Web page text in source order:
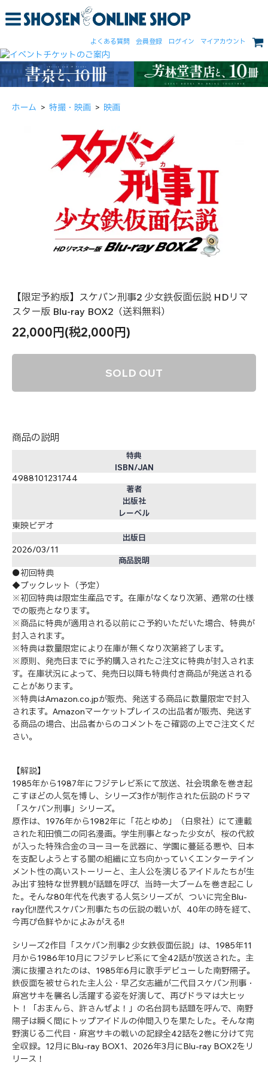
よくある質問 会員登録 ログイン マイアカウント
ホーム > 特撮・映画 > 映画
【限定予約版】スケバン刑事2 少女鉄仮面伝説 HDリマ
スター版 Blu-ray BOX2（送料無料）
22,000円(税2,000円)
SOLD OUT
商品の説明
特典
ISBN/JAN
4988101231744
著者
出版社
レーベル
東映ビデオ
出版日
2026/03/11
商品説明
●初回特典
◆ブックレット（予定）
※初回特典は限定生産品です。在庫がなくなり次第、通常の仕様
での販売となります。
※商品に特典が適用される以前にご予約いただいた場合、特典が
封入されます。
※特典は数量限定により在庫が無くなり次第終了します。
※原則、発売日までに予約購入されたご注文に特典が封入されま
す。在庫状況によって、発売日以降も特典付き商品が発送される
ことがあります。
※特典はAmazon.co.jpが販売、発送する商品に数量限定で封入
されます。Amazonマーケットプレイスの出品者が販売、発送す
る商品の場合、出品者からのコメントをご確認の上でご注文くだ
さい。
【解説】
1985年から1987年にフジテレビ系にて放送、社会現象を巻き起
こすほどの人気を博し、シリーズ3作が制作された伝説のドラマ
「スケバン刑事」シリーズ。
原作は、1976年から1982年に「花とゆめ」（白泉社）にて連載
された和田慎二の同名漫画。学生刑事となった少女が、桜の代紋
が入った特殊合金のヨーヨーを武器に、学園に蔓延る悪や、日本
を支配しようとする闇の組織に立ち向かっていくエンターテイン
メント性の高いストーリーと、主人公を演じるアイドルたちが生
み出す独特な世界観が話題を呼び、当時一大ブームを巻き起こし
た。そんな80年代を代表する人気シリーズが、ついに完全Blu-
ray化!!歴代スケバン刑事たちの伝説の戦いが、40年の時を経て、
今再び色鮮やかによみがえる!!
シリーズ2作目「スケバン刑事2 少女鉄仮面伝説」は、1985年11
月から1986年10月にフジテレビ系にて全42話が放送された。主
演に抜擢されたのは、1985年6月に歌手デビューした南野陽子。
鉄仮面を被せられた主人公・早乙女志織が二代目スケバン刑事・
麻宮サキを襲名し活躍する姿を好演して、再びドラマは大ヒッ
ト！「おまんら、許さんぜよ！」の名台詞も話題を呼んで、南野
陽子は瞬く間にトップアイドルの仲間入りを果たした。そんな南
野演じる二代目・麻宮サキの戦いの記録全42話を2巻に分けて完
全収録。12月にBlu-ray BOX1、2026年3月にBlu-ray BOX2をリ
リース！